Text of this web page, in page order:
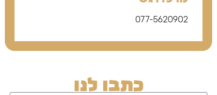
077-5620902
כתבו לנו